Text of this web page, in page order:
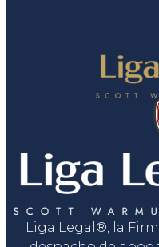
Liga Legal®, la